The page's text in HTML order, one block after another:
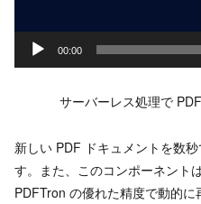
00:00
サーバーレス処理で
新しい PDF ドキュメントを数
す。また、このコンポーネント
PDFTron の優れた精度で動的